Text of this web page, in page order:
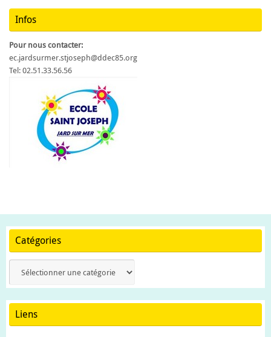
Infos
Pour nous contacter:
ec.jardsurmer.stjoseph@ddec85.org
Tel: 02.51.33.56.56
Catégories
Liens